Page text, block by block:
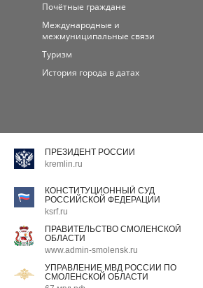
Почётные граждане
Международные и
межмуниципальные связи
Туризм
История города в датах
ПРЕЗИДЕНТ РОССИИ
kremlin.ru
КОНСТИТУЦИОННЫЙ СУД
РОССИЙСКОЙ ФЕДЕРАЦИИ
ksrf.ru
ПРАВИТЕЛЬСТВО СМОЛЕНСКОЙ
ОБЛАСТИ
www.admin-smolensk.ru
УПРАВЛЕНИЕ МВД РОССИИ ПО
СМОЛЕНСКОЙ ОБЛАСТИ